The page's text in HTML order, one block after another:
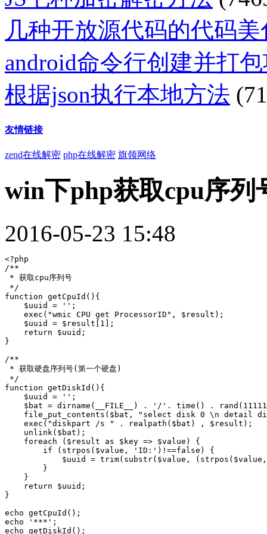
几种开放源代码的代码
android命令行创建并打
根据json执行本地方法
友情链接
zend在线解密 php在线解密 旗领网络
win下php获取cpu序列
2016-05-23 15:48
<?php
/**
* 获取cpu序列号
*/
function getCpuId(){
    $uuid = '';
    exec("wmic CPU get ProcessorID", $result);
    $uuid = $result[1];
    return $uuid;
}
/**
* 获取硬盘序列号(第一个硬盘)
*/
function getDiskId(){
    $uuid = '';
$bat = dirname(__FILE__) . '/'. time() .
file_put_contents($bat, "select disk 0 \n detail
    exec("diskpart /s " . realpath($bat) , $result);
    unlink($bat);
    foreach ($result as $key => $value) {
        if (strpos($value, 'ID:')!==false) {
$uuid = trim(substr($value,
        }
    }
    return $uuid;
}
echo getCpuId();
echo '***';
echo getDiskId();